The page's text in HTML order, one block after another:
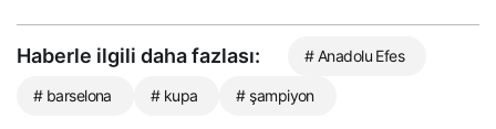
Haberle ilgili daha fazlası: # Anadolu Efes
# barselona # kupa # şampiyon